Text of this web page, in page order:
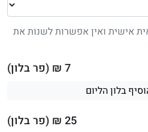
אישית ואין אפשרות לשנות את
7 ₪ (פר בלון)
25 ₪ (פר בלון)